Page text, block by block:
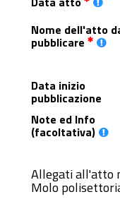
Nome dell'atto
pubblicare
Data inizio
pubblicazione
Note ed Info
(facoltativa)
Allegati all'atto
Molo